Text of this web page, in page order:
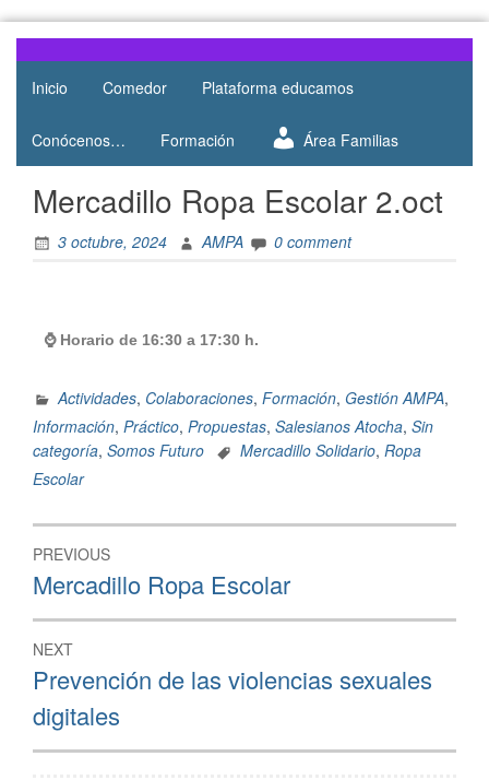
AMPA
Salesianos
Atocha
AMPA del
Colegio
de Atocha
Inicio Comedor Plataforma educamos
Conócenos… Formación Área Familias
Mercadillo Ropa Escolar 2.oct
3 octubre, 2024 AMPA 0 comment
⌚ Horario de 16:30 a 17:30 h.
Actividades, Colaboraciones, Formación, Gestión AMPA,
Información, Práctico, Propuestas, Salesianos Atocha, Sin
categoría, Somos Futuro Mercadillo Solidario, Ropa
Escolar
PREVIOUS
Mercadillo Ropa Escolar
NEXT
Prevención de las violencias sexuales
digitales